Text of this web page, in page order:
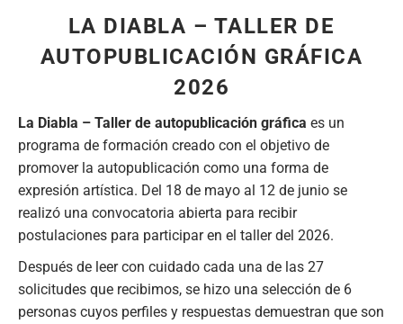
LA DIABLA – TALLER DE
AUTOPUBLICACIÓN GRÁFICA
2026
La Diabla – Taller de autopublicación gráfica es un
programa de formación creado con el objetivo de
promover la autopublicación como una forma de
expresión artística. Del 18 de mayo al 12 de junio se
realizó una convocatoria abierta para recibir
postulaciones para participar en el taller del 2026.
Después de leer con cuidado cada una de las 27
solicitudes que recibimos, se hizo una selección de 6
personas cuyos perfiles y respuestas demuestran que son